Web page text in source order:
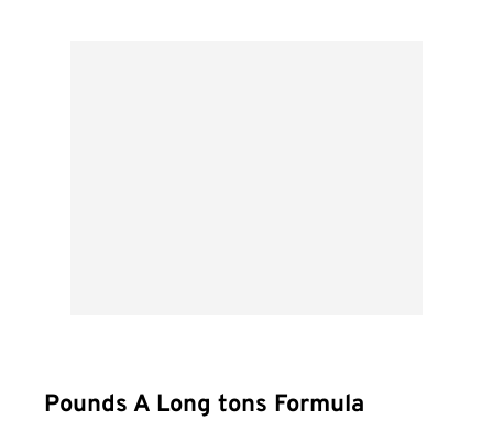
Pounds A Long tons Formula